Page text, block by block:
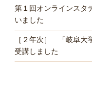
第１回オンラインスタ
いました
［２年次］ 「岐阜大
受講しました